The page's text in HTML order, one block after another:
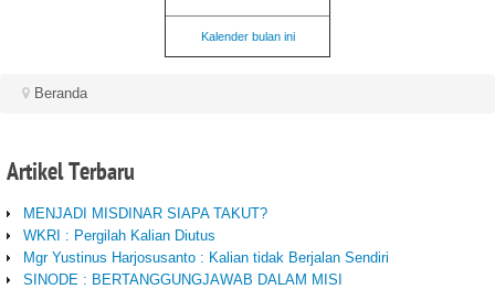
Kalender bulan ini
Beranda
ArtikelTerbaru
MENJADI MISDINAR SIAPA TAKUT?
WKRI : Pergilah Kalian Diutus
Mgr Yustinus Harjosusanto : Kalian tidak Berjalan Sendiri
SINODE : BERTANGGUNGJAWAB DALAM MISI